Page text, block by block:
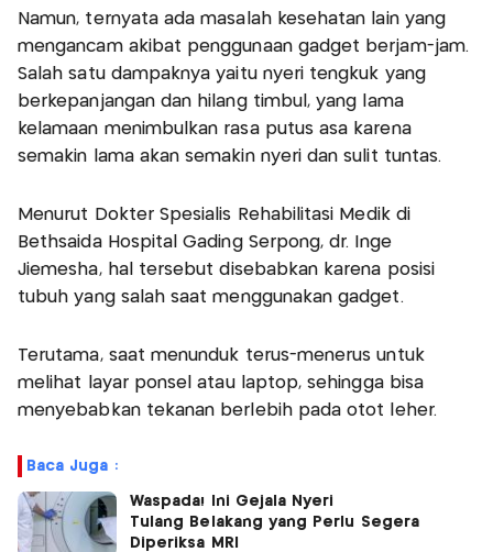
Namun, ternyata ada masalah kesehatan lain yang
mengancam akibat penggunaan gadget berjam-jam.
Salah satu dampaknya yaitu nyeri tengkuk yang
berkepanjangan dan hilang timbul, yang lama
kelamaan menimbulkan rasa putus asa karena
semakin lama akan semakin nyeri dan sulit tuntas.
Menurut Dokter Spesialis Rehabilitasi Medik di
Bethsaida Hospital Gading Serpong, dr. Inge
Jiemesha, hal tersebut disebabkan karena posisi
tubuh yang salah saat menggunakan gadget.
Terutama, saat menunduk terus-menerus untuk
melihat layar ponsel atau laptop, sehingga bisa
menyebabkan tekanan berlebih pada otot leher.
Baca Juga :
Waspada! Ini Gejala Nyeri
Tulang Belakang yang Perlu Segera
Diperiksa MRI